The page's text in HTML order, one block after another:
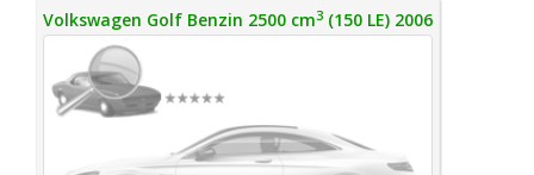
Volkswagen Golf Benzin 2500 cm3 (150 LE) 2006